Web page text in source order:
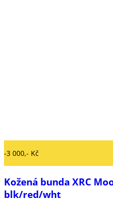
-3 000,- Kč
Kožená bunda XRC
blk/red/wht